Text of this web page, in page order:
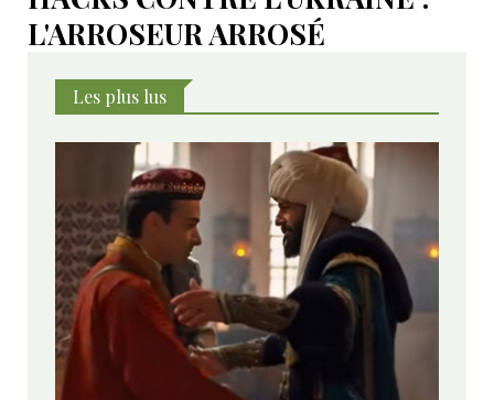
L'ARROSEUR ARROSÉ
Les plus lus